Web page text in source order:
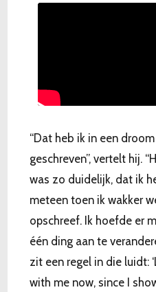
“Dat heb ik in een droom
geschreven”, vertelt hij.
was zo duidelijk, dat ik
meteen toen ik wakker
opschreef. Ik hoefde er
één ding aan te
zit een regel in die luidt:
with me now, since I